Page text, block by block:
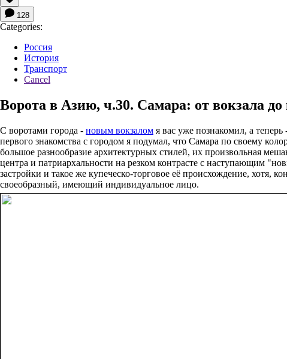
128
Categories:
Россия
История
Транспорт
Cancel
Ворота в Азию, ч.30. Самара: от вокзала до
С воротами города - новым вокзалом я вас уже познакомил, а
первого знакомства с городом я подумал, что Самара по своему
большое разнообразие архитектурных стилей, их произвольная
центра и патриархальности на резком контрасте с наступающим
застройки и такое же купеческо-торговое её происхождение,
своеобразный, имеющий индивидуальное лицо.